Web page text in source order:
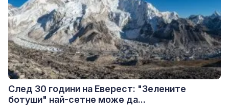
След 30 години на Еверест: "Зелените
ботуши" най-сетне може да...